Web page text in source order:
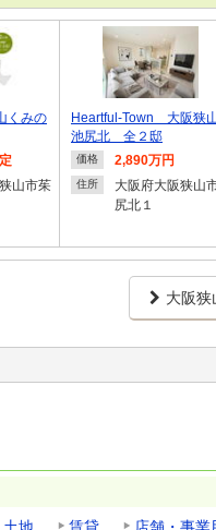
くみの
山市茱
Heartful-Town 大阪狭
池尻北 全２邸
価格 2,890万円
住所
大阪府大阪狭山
尻北１
大阪狭
土地 賃貸 店舗・事業